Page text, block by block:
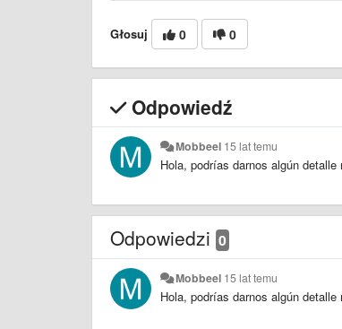
Głosuj 0 0
Odpowiedź
Mobbeel 15 lat temu
Hola, podrías darnos algún detalle
Odpowiedzi 0
Mobbeel 15 lat temu
Hola, podrías darnos algún detalle